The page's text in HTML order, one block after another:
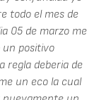
todo el mes de
05 de marzo me
un positivo
regla deberia de
un eco la cual